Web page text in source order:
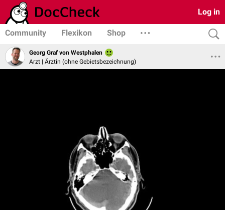
Log in
Community Flexikon Shop
Georg Graf von Westphalen
Arzt | Ärztin (ohne Gebietsbezeichnung)